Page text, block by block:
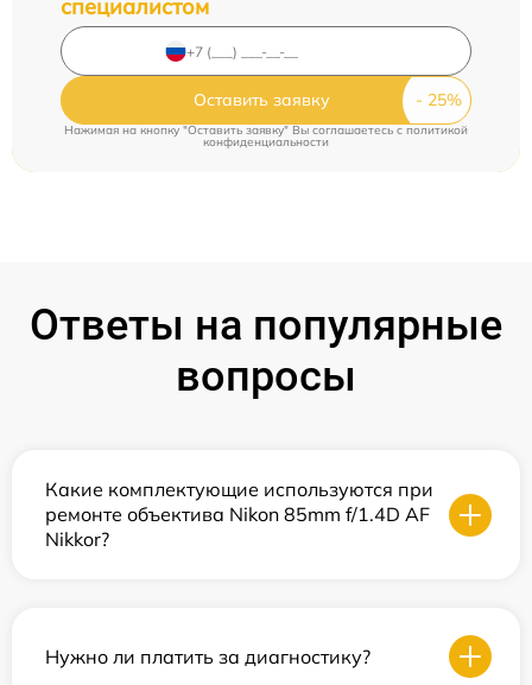
специалистом
Оставить заявку
Нажимая на кнопку "Оставить заявку" Вы соглашаетесь cполитикой
конфиденциальности
Ответы на популярные
вопросы
Какие комплектующие используются при
ремонте объектива Nikon 85mm f/1.4D AF
Nikkor?
Нужно ли платить за диагностику?